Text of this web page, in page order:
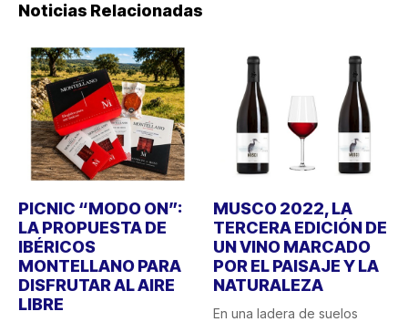
Noticias Relacionadas
PICNIC “MODO ON”:
LA PROPUESTA DE
IBÉRICOS
MONTELLANO PARA
DISFRUTAR AL AIRE
LIBRE
MUSCO 2022, LA
TERCERA EDICIÓN DE
UN VINO MARCADO
POR EL PAISAJE Y LA
NATURALEZA
En una ladera de suelos